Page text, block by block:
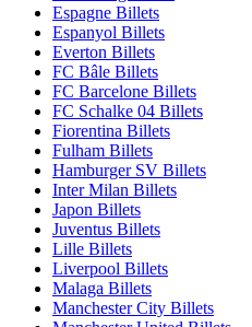
Espagne Billets
Espanyol Billets
Everton Billets
FC Bâle Billets
FC Barcelone Billets
FC Schalke 04 Billets
Fiorentina Billets
Fulham Billets
Hamburger SV Billets
Inter Milan Billets
Japon Billets
Juventus Billets
Lille Billets
Liverpool Billets
Malaga Billets
Manchester City Billets